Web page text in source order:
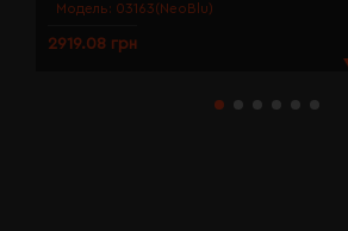
Модель: 03163(NeoBlu)
2919.08 грн